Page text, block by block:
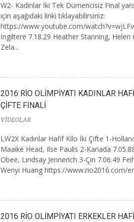
W2- Kadınlar İki Tek Dümencisiz Final
için aşağıdaki linki tıklayabilirsiniz:
https://www.youtube.com/
İngiltere 7.18.29 Heather Stanning, Helen
Zela...
2016 RİO OLİMPİYATI KADINLAR
ÇİFTE FİNALİ
VİDEOLAR
LW2X Kadınlar Hafif Kilo İki Çifte 1-
Maaike Head, Ilse Paulis 2-Kanada
Obee, Lindsay Jennerich 3-Çin 7.06.49
Wenyi Huang https://www.rio2016.com/
2016 RİO OLİMPİYATI ERKEKLER